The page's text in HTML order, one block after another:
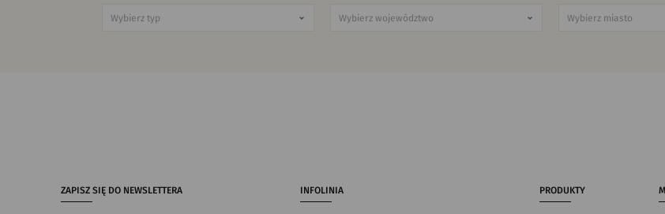
ZAPISZ SIĘ DO NEWSLETTERA INFOLINIA PRODUKTY